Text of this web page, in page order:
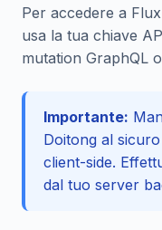
Per accedere a
usa la tua chiave
mutation GraphQL
Importante:
Doitong al
client-side.
dal tuo server